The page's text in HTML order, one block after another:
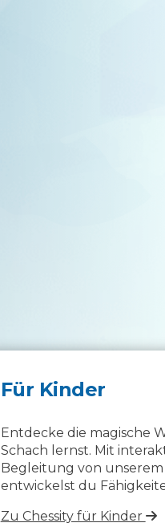
Für Kinder
Entdecke die magische
Schach lernst. Mit
Begleitung von
entwickelst du
Zu Chessity für Kinder